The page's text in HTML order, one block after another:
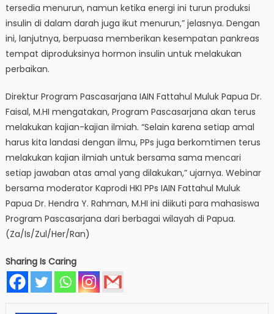
tersedia menurun, namun ketika energi ini turun produksi
insulin di dalam darah juga ikut menurun,” jelasnya. Dengan
ini, lanjutnya, berpuasa memberikan kesempatan pankreas
tempat diproduksinya hormon insulin untuk melakukan
perbaikan.
Direktur Program Pascasarjana IAIN Fattahul Muluk Papua Dr.
Faisal, M.HI mengatakan, Program Pascasarjana akan terus
melakukan kajian-kajian ilmiah. “Selain karena setiap amal
harus kita landasi dengan ilmu, PPs juga berkomtimen terus
melakukan kajian ilmiah untuk bersama sama mencari
setiap jawaban atas amal yang dilakukan,” ujarnya. Webinar
bersama moderator Kaprodi HKI PPs IAIN Fattahul Muluk
Papua Dr. Hendra Y. Rahman, M.HI ini diikuti para mahasiswa
Program Pascasarjana dari berbagai wilayah di Papua.
(Za/Is/Zul/Her/Ran)
Sharing Is Caring